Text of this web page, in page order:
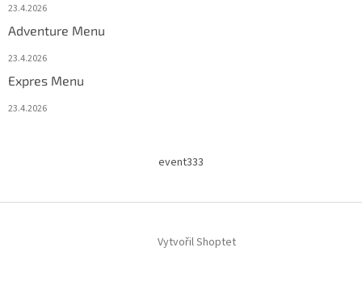
23.4.2026
Adventure Menu
23.4.2026
Expres Menu
23.4.2026
event333
Vytvořil Shoptet